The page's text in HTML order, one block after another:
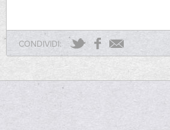
CONDIVIDI: